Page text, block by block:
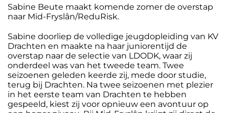
Sabine Beute maakt komende zomer de overstap
naar Mid-Fryslân/ReduRisk.
Sabine doorliep de volledige jeugdopleiding van KV
Drachten en maakte na haar juniorentijd de
overstap naar de selectie van LDODK, waar zij
onderdeel was van het tweede team. Twee
seizoenen geleden keerde zij, mede door studie,
terug bij Drachten. Na twee seizoenen met plezier
in het eerste team van Drachten te hebben
gespeeld, kiest zij voor opnieuw een avontuur op